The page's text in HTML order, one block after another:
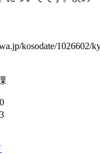
kosodate/1026602/